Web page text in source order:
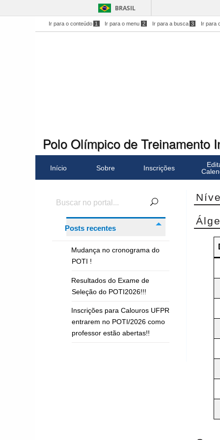
BRASIL
Ir para o conteúdo 1 Ir para o menu 2 Ir para a busca 3 Ir para
Polo Olímpico de Treinamento
Início Sobre Inscrições
Posts recentes
Mudança no cronograma do
POTI !
Resultados do Exame de
Seleção do POTI2026!!!
Inscrições para Calouros UFPR
entrarem no POTI/2026 como
professor estão abertas!!